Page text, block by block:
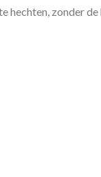
hechten, zonder